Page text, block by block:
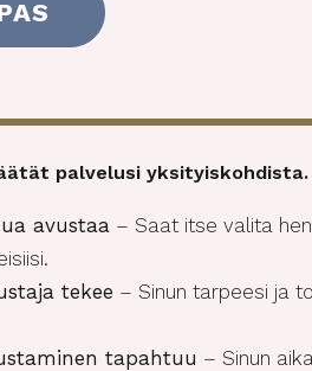
palvelusi yksityiskohdista.
avustaa – Saat itse valita
tekee – Sinun tarpeesi ja
tapahtuu – Sinun